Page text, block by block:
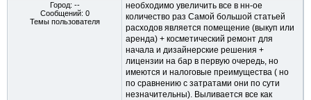
Город: --
Сообщений: 0
Темы пользователя
необходимо увеличить все в нн-ое
количество раз Самой большой статьей
расходов является помещение (выкуп или
аренда) + косметический ремонт для
начала и дизайнерские решения +
лицензии на бар в первую очередь, но
имеются и налоговые преимущества ( но
по сравнению с затратами они по сути
незначительны). Выливается все как